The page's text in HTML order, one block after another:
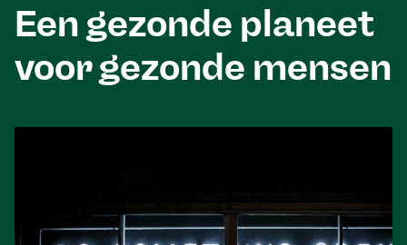
Een gezonde planeet
voor gezonde mensen